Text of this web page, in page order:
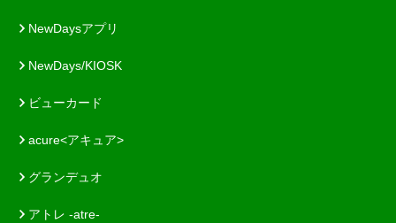
NewDaysアプリ
NewDays/KIOSK
ビューカード
acure<アキュア>
グランデュオ
アトレ -atre-